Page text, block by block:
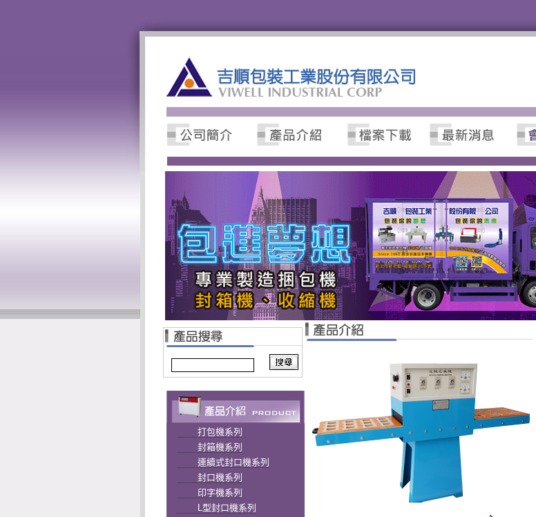
打包機系列
封箱機系列
連續式封口機系列
封口機系列
印字機系列
L型封口機系列